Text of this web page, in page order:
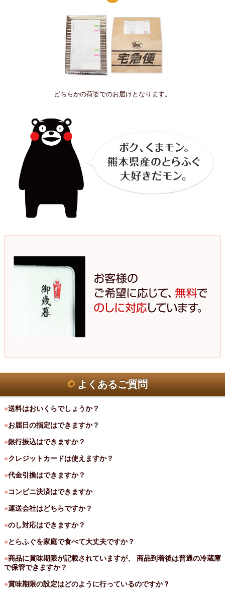
どちらかの荷姿でのお届けとなります。
よくあるご質問
●送料はおいくらでしょうか？
●お届日の指定はできますか？
●銀行振込はできますか？
●クレジットカードは使えますか？
●代金引換はできますか？
●コンビニ決済はできますか
●運送会社はどちらですか？
●のし対応はできますか？
●とらふぐを家庭で食べて大丈夫ですか？
●商品に賞味期限が記載されていますが、 商品到着後は普通の冷蔵庫
で保管できますか？
●賞味期限の設定はどのように行っているのですか？